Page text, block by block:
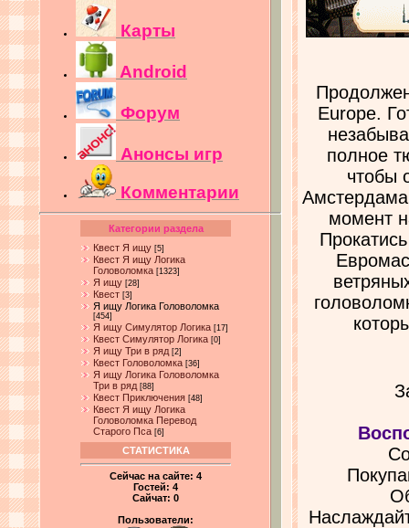
Карты
Android
Форум
Анонсы игр
Комментарии
Категории раздела
Квест Я ищу [5]
Квест Я ищу Логика
Головоломка [1323]
Я ищу [28]
Квест [3]
Я ищу Логика Головоломка
[454]
Я ищу Симулятор Логика [17]
Квест Симулятор Логика [0]
Я ищу Три в ряд [2]
Квест Головоломка [36]
Я ищу Логика Головоломка
Три в ряд [88]
Квест Приключения [48]
Квест Я ищу Логика
Головоломка Перевод
Старого Пса [6]
СТАТИСТИКА
Сейчас на сайте: 4
Гостей: 4
Сайчат: 0
Пользователи:
Europe.
полное
чтобы
момент